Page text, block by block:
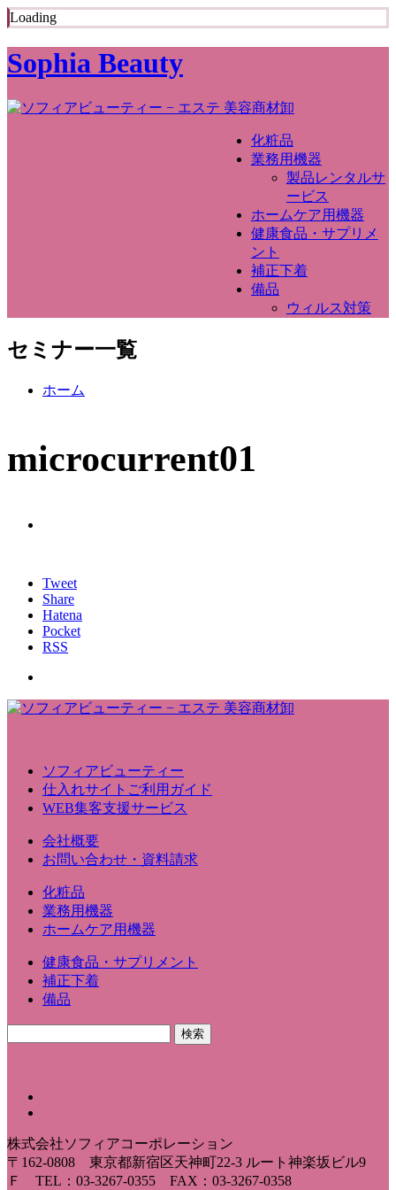
Loading
Sophia Beauty
化粧品
業務用機器
製品レンタルサ
ービス
ホームケア用機器
健康食品・サプリメ
ント
補正下着
備品
ウィルス対策
セミナー一覧
ホーム
microcurrent01
Tweet
Share
Hatena
Pocket
RSS
ソフィアビューティー
仕入れサイトご利用ガイド
WEB集客支援サービス
会社概要
お問い合わせ・資料請求
化粧品
業務用機器
ホームケア用機器
健康食品・サプリメント
補正下着
備品
株式会社ソフィアコーポレーション
〒162-0808 東京都新宿区天神町22-3 ルート神楽坂ビル9
Ｆ TEL：03-3267-0355 FAX：03-3267-0358